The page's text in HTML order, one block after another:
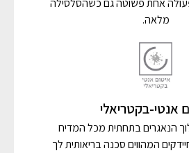
אחת פשוטה גם כשהסלסילה
מלאה.
אנטי-בקטריאלי
הנאגרים בתחתית מכל המדיח
המהווים סכנה בריאותית לך